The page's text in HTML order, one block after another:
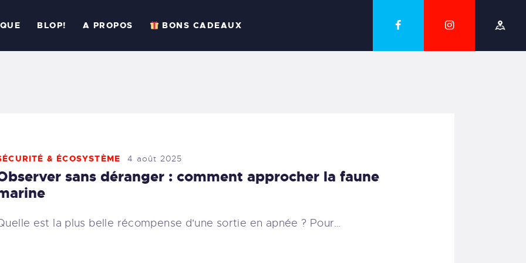
BLOP! A PROPOS BONS CADEAUX
PROPOS
BONS CADEAUX
& ÉCOSYSTÈME 4 août 2025
sans déranger : comment approcher la faune
est la plus belle récompense d'une sortie en apnée ? Pour…